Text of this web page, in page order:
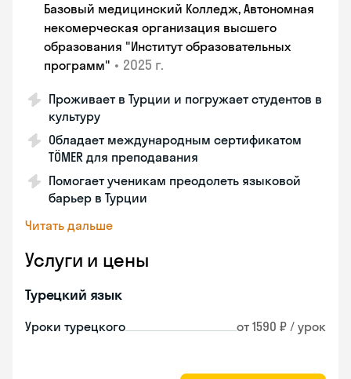
Базовый медицинский Колледж, Автономная
некомерческая организация высшего
образования "Институт образовательных
программ" • 2025 г.
Проживает в Турции и погружает студентов в
культуру
Обладает международным сертификатом
TÖMER для преподавания
Помогает ученикам преодолеть языковой
барьер в Турции
Читать дальше
Услуги и цены
Турецкий язык
Уроки турецкого от 1590 ₽ / урок